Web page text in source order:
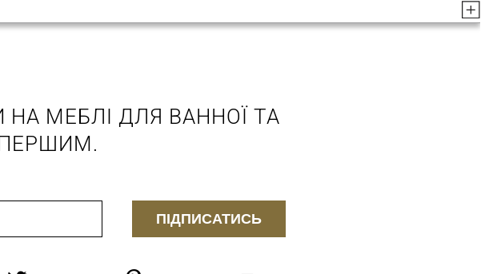
МЕБЛІ ДЛЯ ВАННОЇ ТА
ПІДПИСАТИСЬ